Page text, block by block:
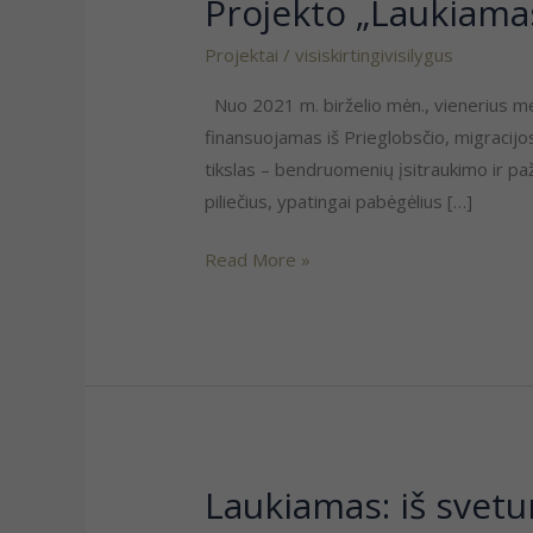
Projekto
Projektai /visiskirtingivisilygus
Nuo 2021 m. birželio mėn., vienerius
finansuojamas iš Prieglobsčio,
tikslas – bendruomenių įsitraukimo ir
piliečius, ypatingai pabėgėlius […]
„Laukiamas:
iš
svetur“
pabaiga
Read More »
Laukiamas: iš
Laukiamas: